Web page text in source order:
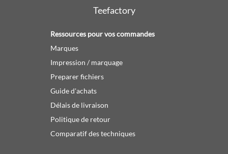
Teefactory
Ressources pour vos commandes
Marques
Impression / marquage
Preparer fichiers
Guide d'achats
Délais de livraison
Politique de retour
Comparatif des techniques